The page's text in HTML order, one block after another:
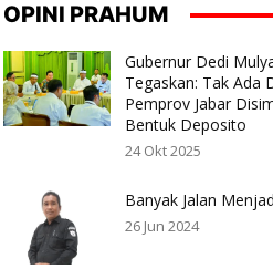
OPINI PRAHUM
Gubernur Dedi
Tegaskan: Tak Ada
Pemprov Jabar
Bentuk Deposito
24 Okt 2025
Banyak Jalan
26 Jun 2024